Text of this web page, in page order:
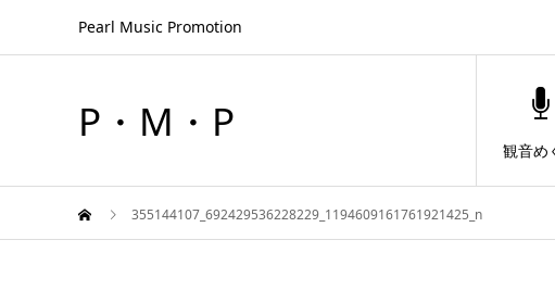
Pearl Music Promotion
P・M・P
観音め
355144107_692429536228229_1194609161761921425_n